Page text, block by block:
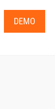
DEMO